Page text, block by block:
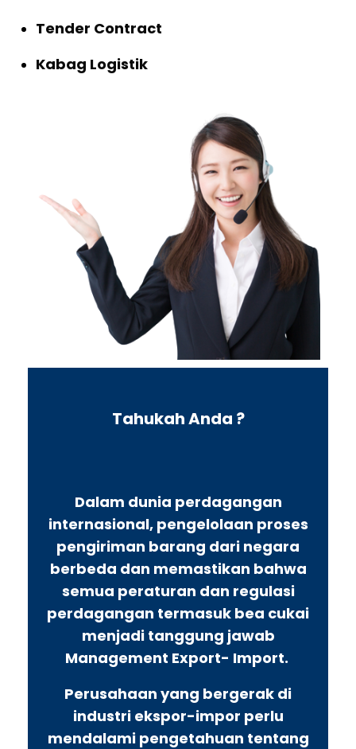
Tender Contract
Kabag Logistik
Tahukah Anda ?
Dalam dunia perdagangan
internasional, pengelolaan proses
pengiriman barang dari negara
berbeda dan memastikan bahwa
semua peraturan dan regulasi
perdagangan termasuk bea cukai
menjadi tanggung jawab
Management Export- Import.
Perusahaan yang bergerak di
industri ekspor-impor perlu
mendalami pengetahuan tentang